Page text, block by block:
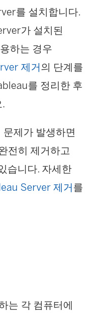
를 설치합니다.
가 설치된
하는 경우
제거의 단계를
를 정리한 후
제가 발생하면
전히 제거하고
습니다. 자세한
Server 제거를
는 각 컴퓨터에